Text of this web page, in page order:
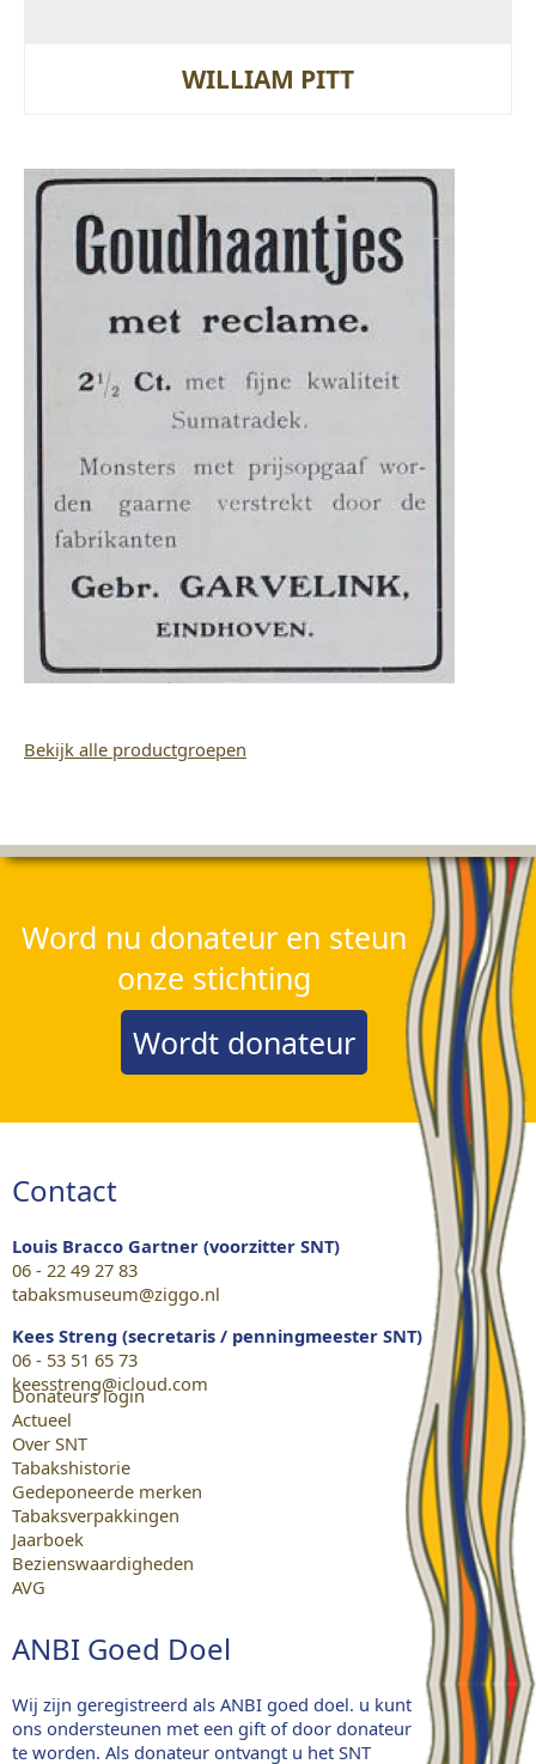
WILLIAM PITT
Bekijk alle productgroepen
Word nu donateur en steun
onze stichting
Wordt donateur
Contact
Louis Bracco Gartner (voorzitter SNT)
06 - 22 49 27 83
tabaksmuseum@ziggo.nl
Kees Streng (secretaris / penningmeester SNT)
06 - 53 51 65 73
keesstreng@icloud.com
Donateurs login
Actueel
Over SNT
Tabakshistorie
Gedeponeerde merken
Tabaksverpakkingen
Jaarboek
Bezienswaardigheden
AVG
ANBI Goed Doel
Wij zijn geregistreerd als ANBI goed doel. u kunt
ons ondersteunen met een gift of door donateur
te worden. Als donateur ontvangt u het SNT